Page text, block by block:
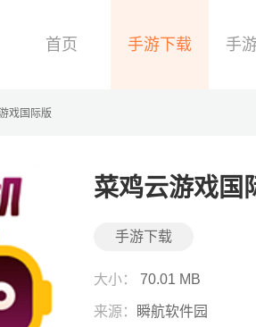
首页 手游下载 手
戏国际版
菜鸡云游戏国
手游下载
大小： 70.01 MB
来源： 瞬航软件园